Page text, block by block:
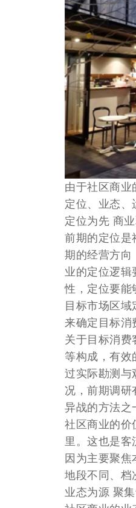
由于社区商业
定位、业态、
定位为先 商
前期的定位是
期的经营方向
业的定位逻辑
性，定位要能
目标市场区
来确定目标消
关于目标消费
等构成，有效
过实际勘测与
况，前期调研
异战的方法之
社区商业的价
里。这也是
因为主要聚
地段不同、档
业态为源 聚